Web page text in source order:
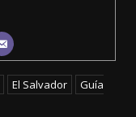
El Salvador
Guía